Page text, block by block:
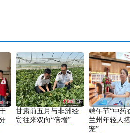
甘肃前五月与非洲经
贸往来双向“倍增”
端午节“中药
兰州年轻人
宠”